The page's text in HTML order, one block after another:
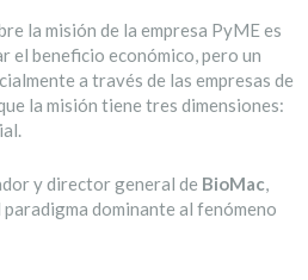
la misión de la empresa PyME es
el beneficio económico, pero un
a través de las empresas de
la misión tiene tres dimensiones:
y director general de BioMac,
dominante al fenómeno